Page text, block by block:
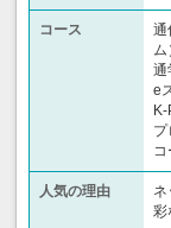
コース
通
通
e
プ
コ
人気の理由
彩